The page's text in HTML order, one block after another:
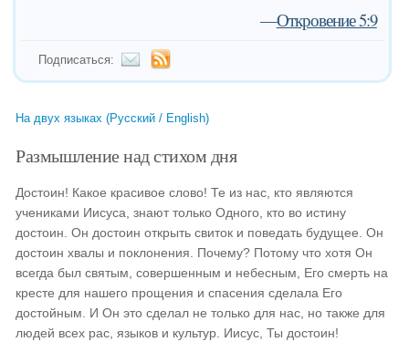
—Откровение 5:9
Подписаться:
На двух языках (Русский / English)
Размышление над стихом дня
Достоин! Какое красивое слово! Те из нас, кто являются
учениками Иисуса, знают только Одного, кто во истину
достоин. Он достоин открыть свиток и поведать будущее. Он
достоин хвалы и поклонения. Почему? Потому что хотя Он
всегда был святым, совершенным и небесным, Его смерть на
кресте для нашего прощения и спасения сделала Его
достойным. И Он это сделал не только для нас, но также для
людей всех рас, языков и культур. Иисус, Ты достоин!